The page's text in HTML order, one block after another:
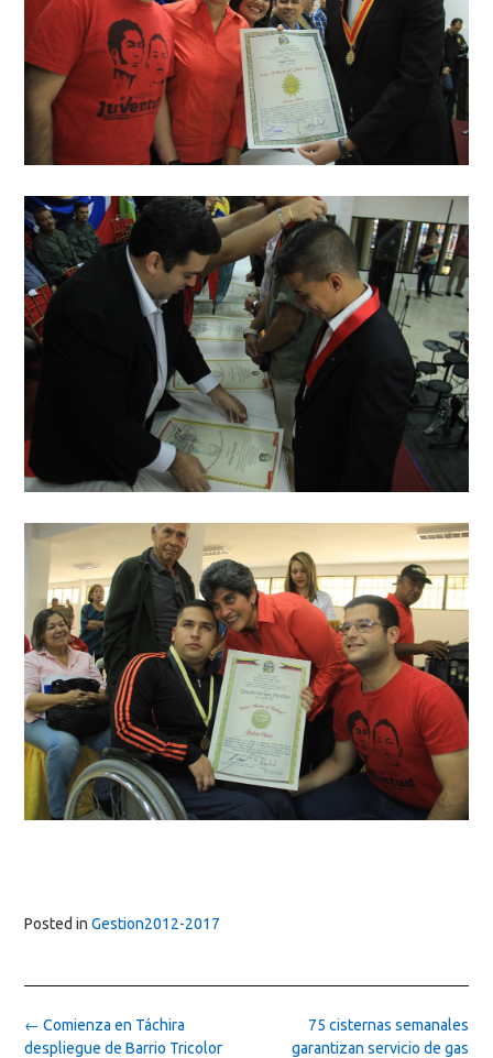
Posted in Gestion2012-2017
Post
navigation
75 cisternas semanales
garantizan servicio de gas
← Comienza en Táchira
despliegue de Barrio Tricolor